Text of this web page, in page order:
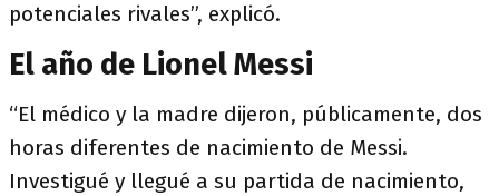
potenciales rivales”, explicó.
El año de Lionel Messi
“El médico y la madre dijeron, públicamente, dos
horas diferentes de nacimiento de Messi.
Investigué y llegué a su partida de nacimiento,